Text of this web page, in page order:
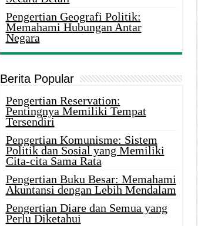
Pengertian Geografi Politik:
Memahami Hubungan Antar
Negara
Berita Popular
Pengertian Reservation:
Pentingnya Memiliki Tempat
Tersendiri
Pengertian Komunisme: Sistem
Politik dan Sosial yang Memiliki
Cita-cita Sama Rata
Pengertian Buku Besar: Memahami
Akuntansi dengan Lebih Mendalam
Pengertian Diare dan Semua yang
Perlu Diketahui